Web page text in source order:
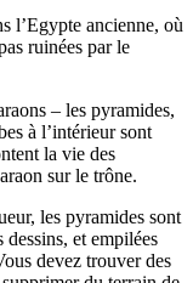
l’Egypte ancienne, où
ruinées par le
– les pyramides,
à l’intérieur sont
la vie des
sur le trône.
les pyramides sont
dessins, et empilées
devez trouver des